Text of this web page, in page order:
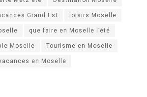
Grand Est
loisirs Moselle
que faire en Moselle l’été
Moselle
Tourisme en Moselle
en Moselle